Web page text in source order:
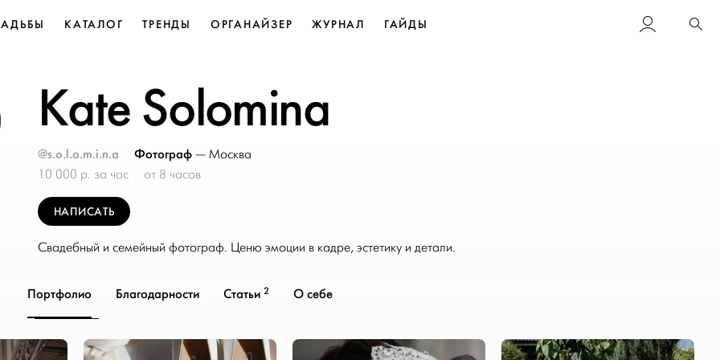
КАТАЛОГ ТРЕНДЫ ОРГАНАЙЗЕР ЖУРНАЛ ГАЙДЫ
Kate Solomina
@s.o.l.o.m.i.n.a Фотограф — Москва
10 000 р. за час
от 8 часов
НАПИСАТЬ
Свадебный и семейный фотограф. Ценю эмоции в кадре, эстетику и детали.
Портфолио Благодарности Статьи 2 О себе